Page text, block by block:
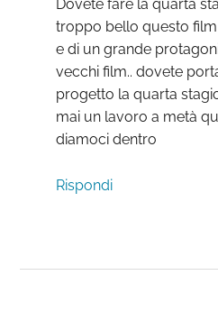
Dovete fare la quarta
troppo bello questo
e di un grande
vecchi film.. dovete
progetto la quarta
mai un lavoro a metà
diamoci dentro
Rispondi